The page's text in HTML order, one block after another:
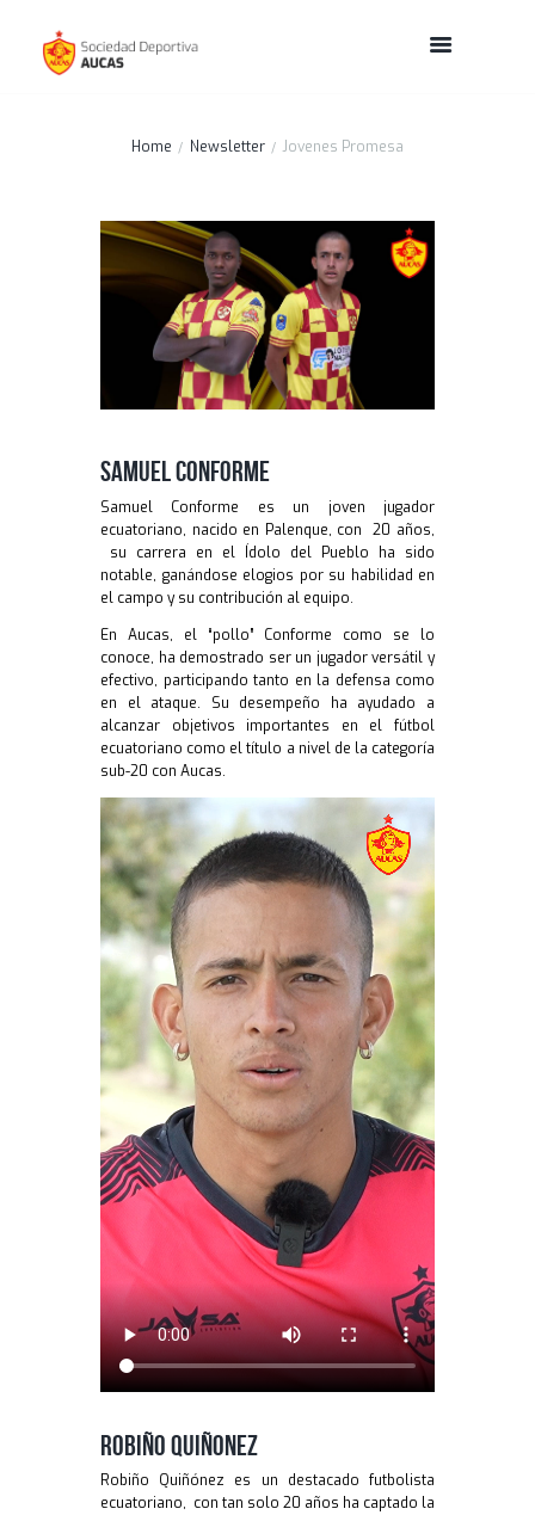
Home Newsletter Jovenes Promesa
SAMUEL CONFORME
Samuel Conforme es un joven jugador
ecuatoriano, nacido en Palenque, con 20 años,
su carrera en el Ídolo del Pueblo ha sido
notable, ganándose elogios por su habilidad en
el campo y su contribución al equipo.
En Aucas, el “pollo” Conforme como se lo
conoce, ha demostrado ser un jugador versátil y
efectivo, participando tanto en la defensa como
en el ataque. Su desempeño ha ayudado a
alcanzar objetivos importantes en el fútbol
ecuatoriano como el título a nivel de la categoría
sub-20 con Aucas.
ROBIÑO QUIÑONEZ
Robiño Quiñónez es un destacado futbolista
ecuatoriano, con tan solo 20 años ha captado la